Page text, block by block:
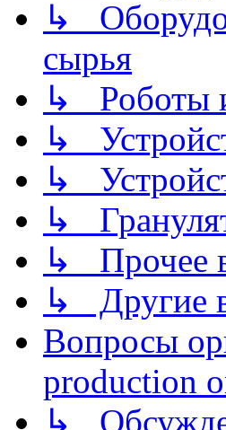
↳
сырья
↳ Роботы и
↳
↳
↳
↳ Прочее
↳ Другие
Вопросы
production
↳